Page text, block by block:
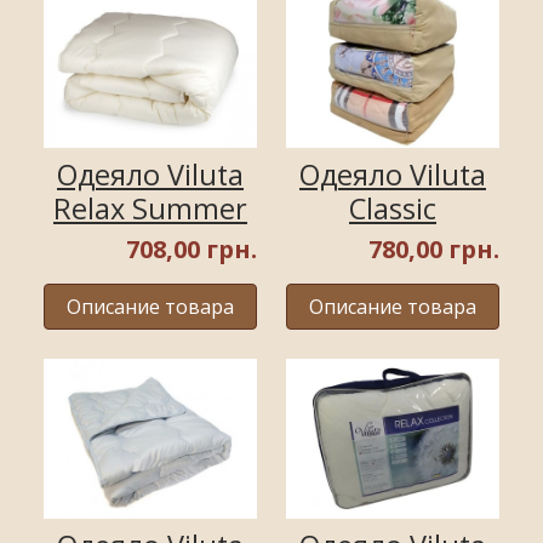
Одеяло Viluta
Relax Summer
708,00 грн.
Описание товара
Одеяло Viluta
Classic
780,00 грн.
Описание товара